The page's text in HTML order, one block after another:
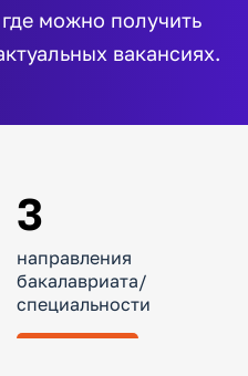
можно получить
вакансиях.
3
направления
бакалавриата/
специальности